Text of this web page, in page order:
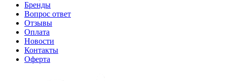
Бренды
Вопрос ответ
Отзывы
Оплата
Новости
Контакты
Оферта